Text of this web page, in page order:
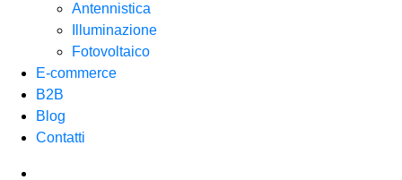
Antennistica
Illuminazione
Fotovoltaico
E-commerce
B2B
Blog
Contatti